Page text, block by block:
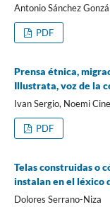
Antonio Sánchez
PDF
Prensa étnica,
Illustrata, voz de la
Ivan Sergio, Noemi
PDF
Telas construidas o
instalan en el léxico
Dolores Serrano-Niza